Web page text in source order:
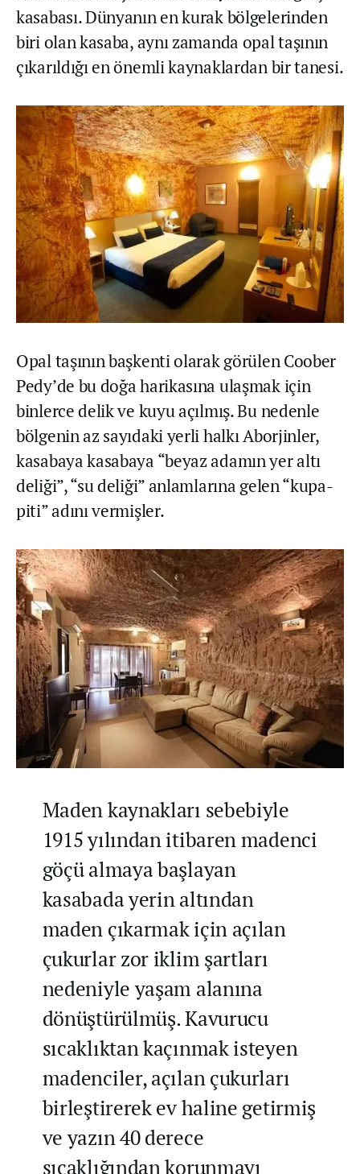
kasabası. Dünyanın en kurak bölgelerinden
biri olan kasaba, aynı zamanda opal taşının
çıkarıldığı en önemli kaynaklardan bir tanesi.
Opal taşının başkenti olarak görülen Coober
Pedy’de bu doğa harikasına ulaşmak için
binlerce delik ve kuyu açılmış. Bu nedenle
bölgenin az sayıdaki yerli halkı Aborjinler,
kasabaya kasabaya “beyaz adamın yer altı
deliği”, “su deliği” anlamlarına gelen “kupa-
piti” adını vermişler.
Maden kaynakları sebebiyle
1915 yılından itibaren madenci
göçü almaya başlayan
kasabada yerin altından
maden çıkarmak için açılan
çukurlar zor iklim şartları
nedeniyle yaşam alanına
dönüştürülmüş. Kavurucu
sıcaklıktan kaçınmak isteyen
madenciler, açılan çukurları
birleştirerek ev haline getirmiş
ve yazın 40 derece
sıcaklığından korunmayı